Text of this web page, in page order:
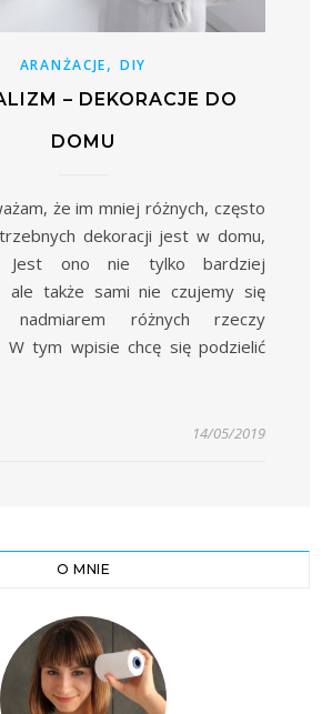
ARANŻACJE,DIY
– DEKORACJE DO
DOMU
dekoracji jest w domu,
Jest ono nie tylko bardziej
ale także sami nie czujemy się
nadmiarem różnych rzeczy
W tym wpisie chcę się podzielić
14/05/2019
O MNIE